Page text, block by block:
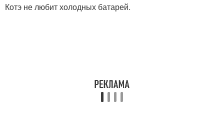
Котэ не любит холодных батарей.